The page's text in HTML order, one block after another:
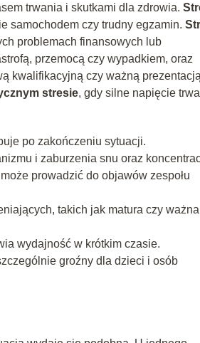
trwania i skutkami dla zdrowia.
samochodem czy trudny egzamin.
problemach finansowych lub
przemocą czy wypadkiem, oraz
kwalifikacyjną czy ważną
stresie, gdy silne napięcie trwa
po zakończeniu sytuacji.
i zaburzenia snu oraz
prowadzić do objawów zespołu
takich jak matura czy ważna
wydajność w krótkim czasie.
groźny dla dzieci i osób